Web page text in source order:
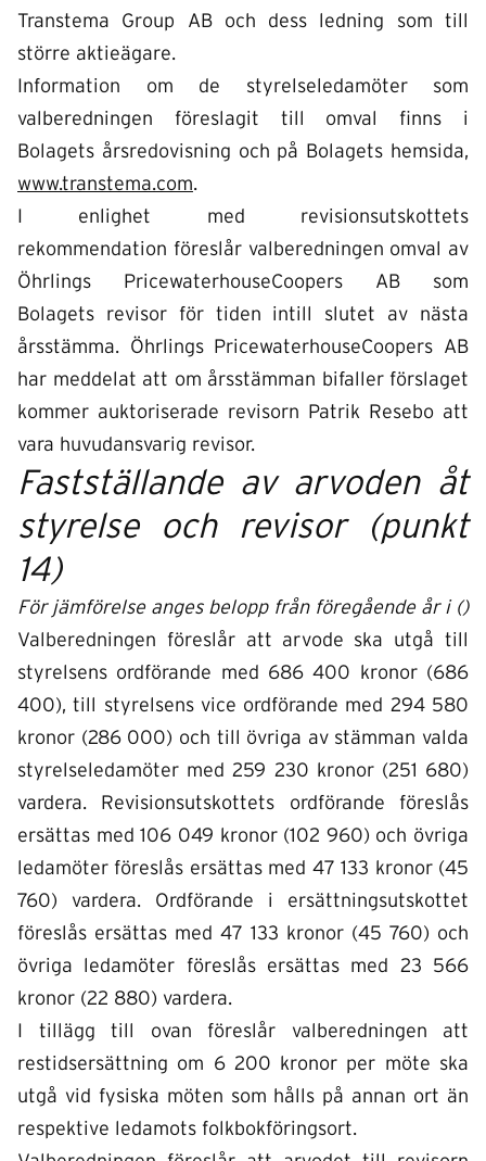
Transtema Group AB och dess ledning som till
större aktieägare.
Information om de styrelseledamöter som
valberedningen föreslagit till omval finns i
Bolagets årsredovisning och på Bolagets hemsida,
www.transtema.com.
I enlighet med revisionsutskottets
rekommendation föreslår valberedningen omval av
Öhrlings PricewaterhouseCoopers AB som
Bolagets revisor för tiden intill slutet av nästa
årsstämma. Öhrlings PricewaterhouseCoopers AB
har meddelat att om årsstämman bifaller förslaget
kommer auktoriserade revisorn Patrik Resebo att
vara huvudansvarig revisor.
Fastställande av arvoden åt
styrelse och revisor (punkt
14)
För jämförelse anges belopp från föregående år i ()
Valberedningen föreslår att arvode ska utgå till
styrelsens ordförande med 686 400 kronor (686
400), till styrelsens vice ordförande med 294 580
kronor (286 000) och till övriga av stämman valda
styrelseledamöter med 259 230 kronor (251 680)
vardera. Revisionsutskottets ordförande föreslås
ersättas med 106 049 kronor (102 960) och övriga
ledamöter föreslås ersättas med 47 133 kronor (45
760) vardera. Ordförande i ersättningsutskottet
föreslås ersättas med 47 133 kronor (45 760) och
övriga ledamöter föreslås ersättas med 23 566
kronor (22 880) vardera.
I tillägg till ovan föreslår valberedningen att
restidsersättning om 6 200 kronor per möte ska
utgå vid fysiska möten som hålls på annan ort än
respektive ledamots folkbokföringsort.